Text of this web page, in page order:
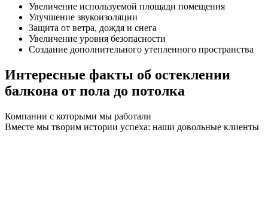
Увеличение используемой площади помещения
Улучшение звукоизоляции
Защита от ветра, дождя и снега
Увеличение уровня безопасности
Создание дополнительного утепленного пространства
Интересные факты об остеклении
балкона от пола до потолка
Компании с которыми мы работали
Вместе мы творим истории успеха: наши довольные клиенты